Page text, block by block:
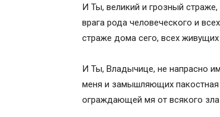
И Ты, великий и грозный
врага рода человеческого и
страже дома сего, всех
И Ты, Владычице, не напрасно
меня и замышляющих пакостная
ограждающей мя от всякого зла